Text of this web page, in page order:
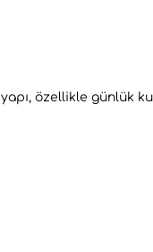
özellikle günlük